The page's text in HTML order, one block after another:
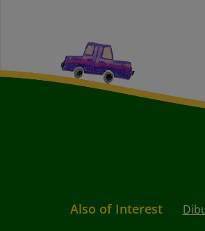
Also of Interest